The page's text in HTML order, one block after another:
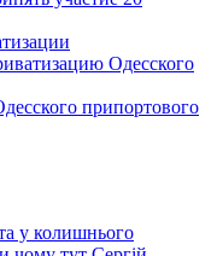
Одесского
припортового
у колишнього